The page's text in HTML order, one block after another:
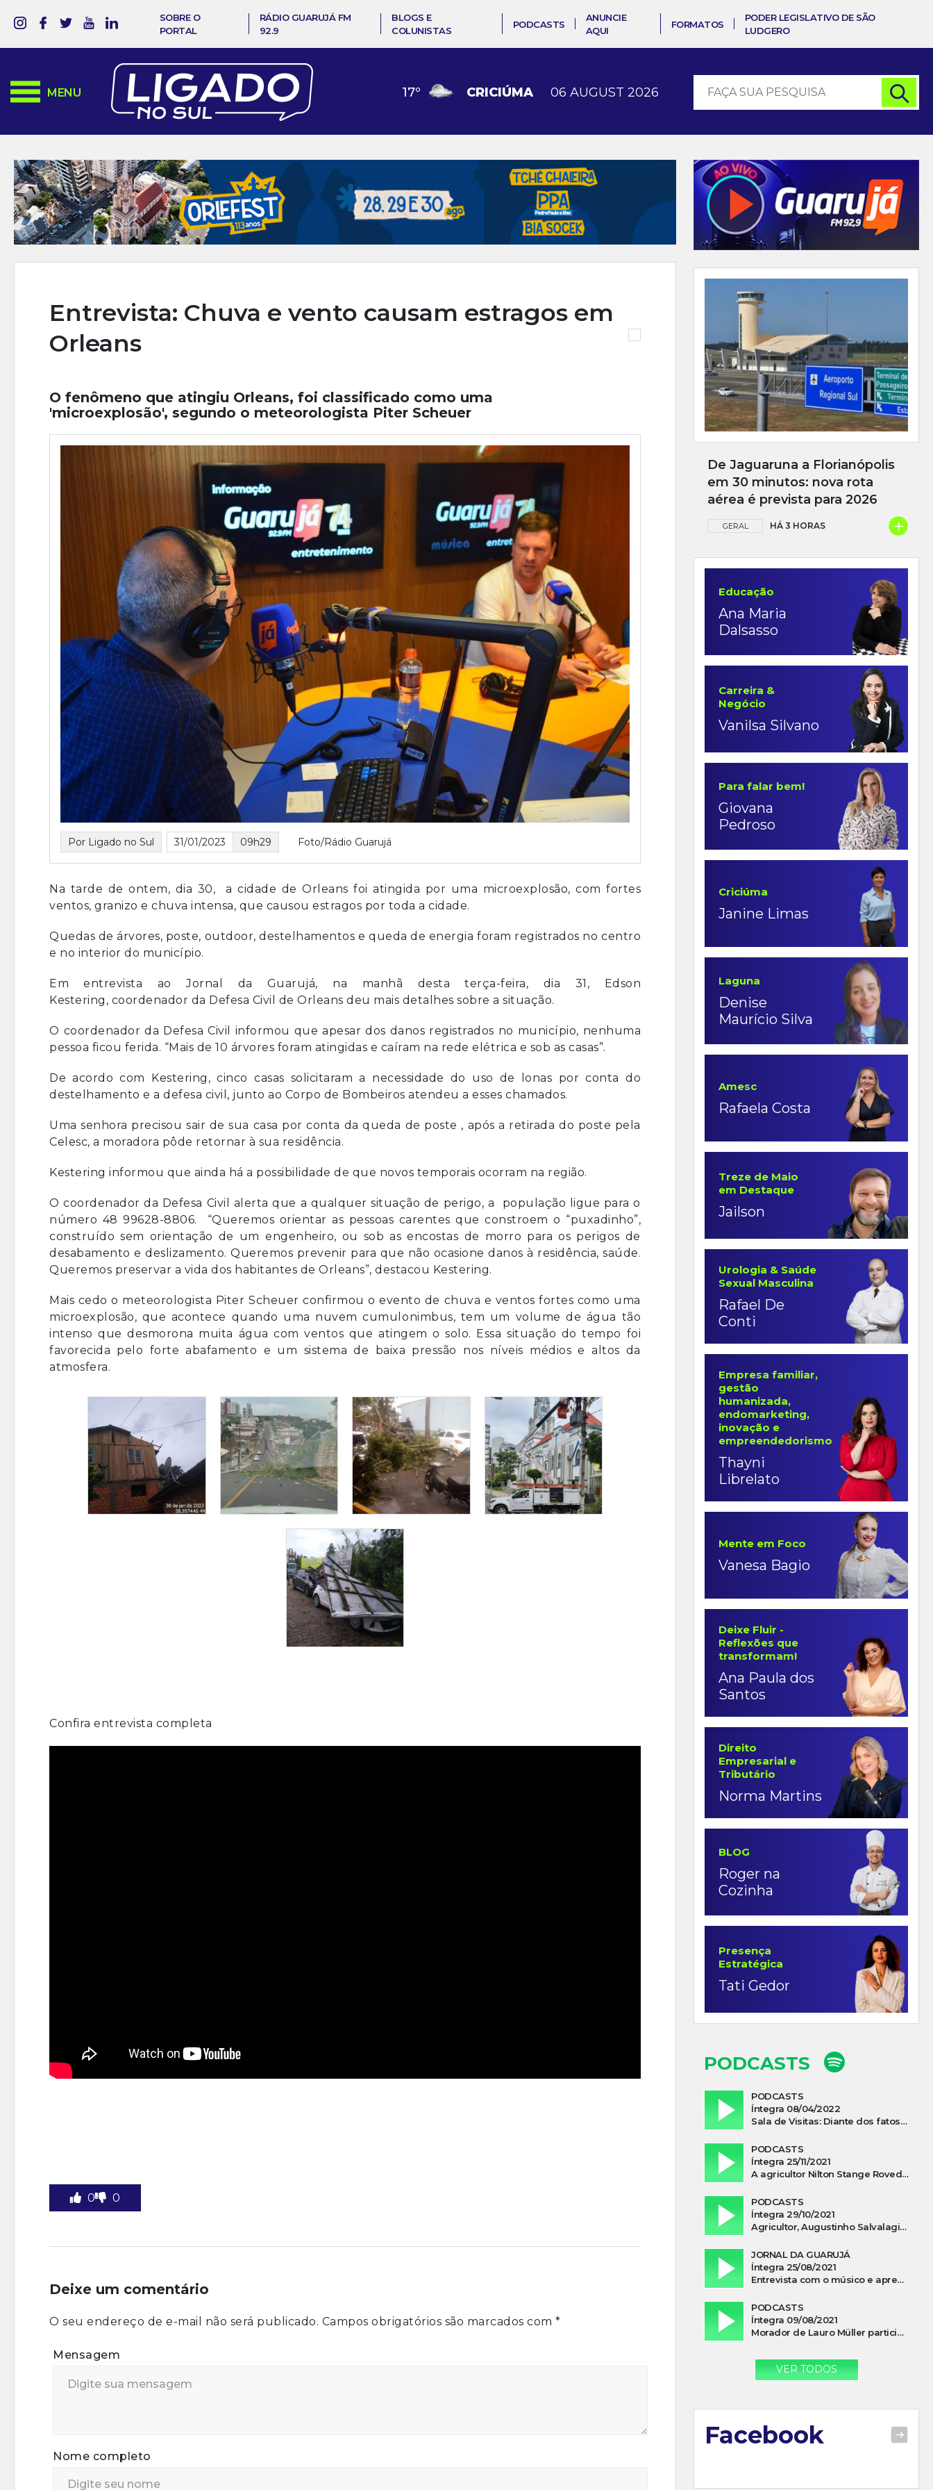
SOBRE O
PORTAL
RÁDIO GUARUJÁ FM
92.9
BLOGS E
COLUNISTAS
PODCASTS
ANUNCIE
AQUI
FORMATOS
PODER LEGISLATIVO DE SÃO
LUDGERO
MENU 17º CRICIÚMA 06 AUGUST 2026
Entrevista: Chuva e vento causam estragos em
Orleans
O fenômeno que atingiu Orleans, foi classificado como uma
'microexplosão', segundo o meteorologista Piter Scheuer
Por Ligado no Sul 31/01/2023 09h29 Foto/Rádio Guarujá
Na tarde de ontem, dia 30, a cidade de Orleans foi atingida por uma microexplosão, com fortes
ventos, granizo e chuva intensa, que causou estragos por toda a cidade.
Quedas de árvores, poste, outdoor, destelhamentos e queda de energia foram registrados no centro
e no interior do município.
Em entrevista ao Jornal da Guarujá, na manhã desta terça-feira, dia 31, Edson
Kestering, coordenador da Defesa Civil de Orleans deu mais detalhes sobre a situação.
O coordenador da Defesa Civil informou que apesar dos danos registrados no município, nenhuma
pessoa ficou ferida. “Mais de 10 árvores foram atingidas e caíram na rede elétrica e sob as casas”.
De acordo com Kestering, cinco casas solicitaram a necessidade do uso de lonas por conta do
destelhamento e a defesa civil, junto ao Corpo de Bombeiros atendeu a esses chamados.
Uma senhora precisou sair de sua casa por conta da queda de poste , após a retirada do poste pela
Celesc, a moradora pôde retornar à sua residência.
Kestering informou que ainda há a possibilidade de que novos temporais ocorram na região.
O coordenador da Defesa Civil alerta que a qualquer situação de perigo, a população ligue para o
número 48 99628-8806. “Queremos orientar as pessoas carentes que constroem o “puxadinho”,
construído sem orientação de um engenheiro, ou sob as encostas de morro para os perigos de
desabamento e deslizamento. Queremos prevenir para que não ocasione danos à residência, saúde.
Queremos preservar a vida dos habitantes de Orleans”, destacou Kestering.
Mais cedo o meteorologista Piter Scheuer confirmou o evento de chuva e ventos fortes como uma
microexplosão, que acontece quando uma nuvem cumulonimbus, tem um volume de água tão
intenso que desmorona muita água com ventos que atingem o solo. Essa situação do tempo foi
favorecida pelo forte abafamento e um sistema de baixa pressão nos níveis médios e altos da
atmosfera.
Confira entrevista completa
0 0
Deixe um comentário
O seu endereço de e-mail não será publicado. Campos obrigatórios são marcados com *
Mensagem
Nome completo
De Jaguaruna a Florianópolis
em 30 minutos: nova rota
aérea é prevista para 2026
GERAL HÁ 3 HORAS +
Educação
Ana Maria
Dalsasso
Carreira &
Negócio
Vanilsa Silvano
Para falar bem!
Giovana
Pedroso
Criciúma
Janine Limas
Laguna
Denise
Maurício Silva
Amesc
Rafaela Costa
Treze de Maio
em Destaque
Jailson
Urologia & Saúde
Sexual Masculina
Rafael De
Conti
Empresa familiar,
gestão
humanizada,
endomarketing,
inovação e
empreendedorismo
Thayni
Librelato
Mente em Foco
Vanesa Bagio
Deixe Fluir -
Reflexões que
transformam!
Ana Paula dos
Santos
Direito
Empresarial e
Tributário
Norma Martins
BLOG
Roger na
Cozinha
Presença
Estratégica
Tati Gedor
PODCASTS
PODCASTS
Íntegra 08/04/2022
Sala de Visitas: Diante dos fatos que influenciam a economia o que podemos esperar de 2022
PODCASTS
Íntegra 25/11/2021
A agricultor Nilton Stange Roveda, afirma ter recebido ajuda espiritual durante acidente
PODCASTS
Íntegra 29/10/2021
Agricultor, Augustinho Salvalagio, relata sobre aparição do Cavaleiro Negro no Rio das Furnas
JORNAL DA GUARUJÁ
Íntegra 25/08/2021
Entrevista com o músico e apresentador, Lismael Ferrareis, no Cidade e Campo
PODCASTS
Íntegra 09/08/2021
Morador de Lauro Müller participa de motociata em apoio a Bolsonaro
VER TODOS
Facebook